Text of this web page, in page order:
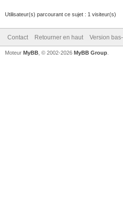
Utilisateur(s) parcourant ce sujet : 1 visiteur(s)
Contact Retourner en haut Version
Moteur MyBB , © 2002-2026 MyBB Group